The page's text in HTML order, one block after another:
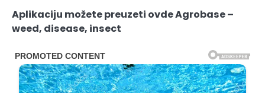
Aplikaciju možete preuzeti ovdeAgrobase –
weed, disease, insect